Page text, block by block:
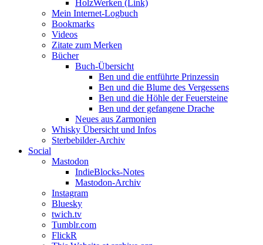
HolzWerken (Link)
Mein Internet-Logbuch
Bookmarks
Videos
Zitate zum Merken
Bücher
Buch-Übersicht
Ben und die entführte Prinzessin
Ben und die Blume des Vergessens
Ben und die Höhle der Feuersteine
Ben und der gefangene Drache
Neues aus Zarmonien
Whisky Übersicht und Infos
Sterbebilder-Archiv
Social
Mastodon
IndieBlocks-Notes
Mastodon-Archiv
Instagram
Bluesky
twich.tv
Tumblr.com
FlickR